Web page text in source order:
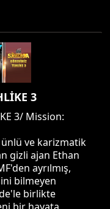
3
3/ Mission:
ve karizmatik
gizli ajan Ethan
ayrılmış,
bilmeyen
birlikte